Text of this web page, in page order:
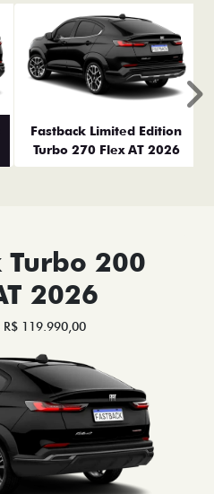
Fastback Limited Edition
Turbo 270 Flex AT 2026
Turbo 200
2026
119.990,00